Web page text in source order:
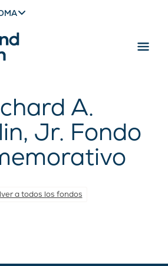
A.
Jr. Fondo
a todos los fondos